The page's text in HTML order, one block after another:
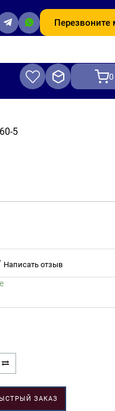
Перезвоните
0
5
Написать отзыв
ЗАКАЗ